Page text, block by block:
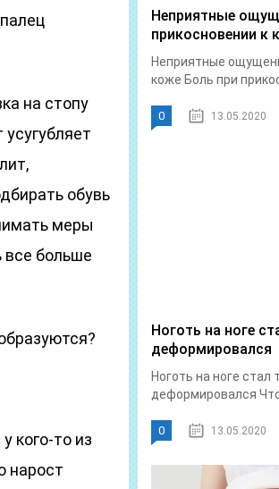
на стопу
обувь
меры
все больше
кого-то из
нарост
Неприятные
прикосновении к
Неприятные
коже Боль при
0 13.05.2020
Ноготь на ноге
деформировался
Ноготь на ноге стал
деформировался Что
0 13.05.2020